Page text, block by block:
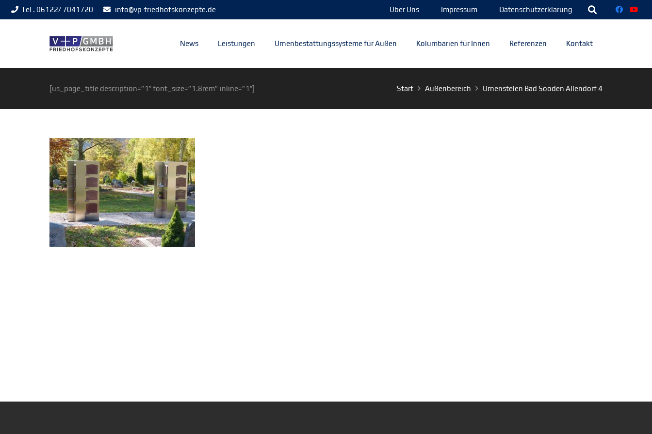
Tel . 06122/ 7041720 info@vp-friedhofskonzepte.de Über Uns Impressum Datenschutzerklärung
News Leistungen Urnenbestattungssysteme für Außen Kolumbarien für Innen Referenzen Kontakt
[us_page_title description=”1″ font_size=”1.8rem” inline=”1″] Start Außenbereich Urnenstelen Bad Sooden Allendorf 4